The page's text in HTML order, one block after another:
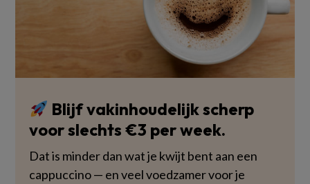
Blijf vakinhoudelijk scherp
voor slechts €3 per week.
Dat is minder dan wat je kwijt bent aan een
cappuccino — en veel voedzamer voor je